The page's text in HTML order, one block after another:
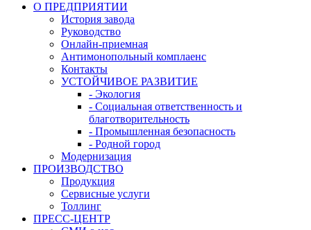
О ПРЕДПРИЯТИИ
История завода
Руководство
Онлайн-приемная
Антимонопольный комплаенс
Контакты
УСТОЙЧИВОЕ РАЗВИТИЕ
- Экология
- Социальная ответственность и
благотворительность
- Промышленная безопасность
- Родной город
Модернизация
ПРОИЗВОДСТВО
Продукция
Сервисные услуги
Толлинг
ПРЕСС-ЦЕНТР